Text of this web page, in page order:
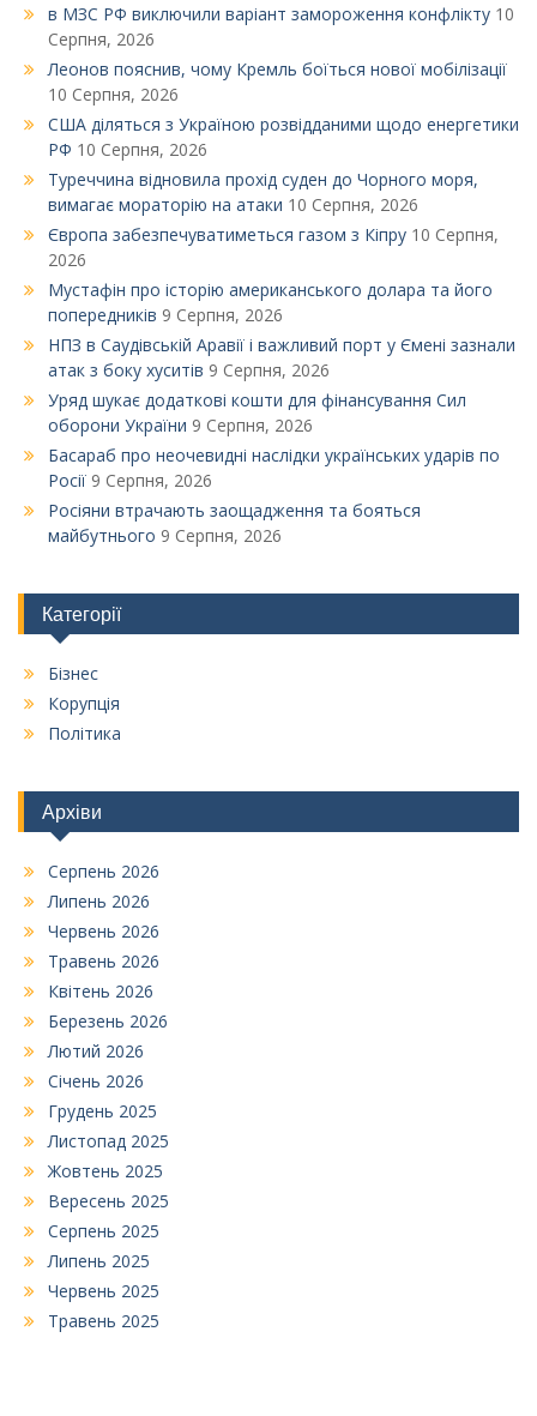
в МЗС РФ виключили варіант замороження конфлікту 10
Серпня, 2026
Леонов пояснив, чому Кремль боїться нової мобілізації
10 Серпня, 2026
США діляться з Україною розвідданими щодо енергетики
РФ 10 Серпня, 2026
Туреччина відновила прохід суден до Чорного моря,
вимагає мораторію на атаки 10 Серпня, 2026
Європа забезпечуватиметься газом з Кіпру 10 Серпня,
2026
Мустафін про історію американського долара та його
попередників 9 Серпня, 2026
НПЗ в Саудівській Аравії і важливий порт у Ємені зазнали
атак з боку хуситів 9 Серпня, 2026
Уряд шукає додаткові кошти для фінансування Сил
оборони України 9 Серпня, 2026
Басараб про неочевидні наслідки українських ударів по
Росії 9 Серпня, 2026
Росіяни втрачають заощадження та бояться
майбутнього 9 Серпня, 2026
Категорії
Бізнес
Корупція
Політика
Архіви
Серпень 2026
Липень 2026
Червень 2026
Травень 2026
Квітень 2026
Березень 2026
Лютий 2026
Січень 2026
Грудень 2025
Листопад 2025
Жовтень 2025
Вересень 2025
Серпень 2025
Липень 2025
Червень 2025
Травень 2025